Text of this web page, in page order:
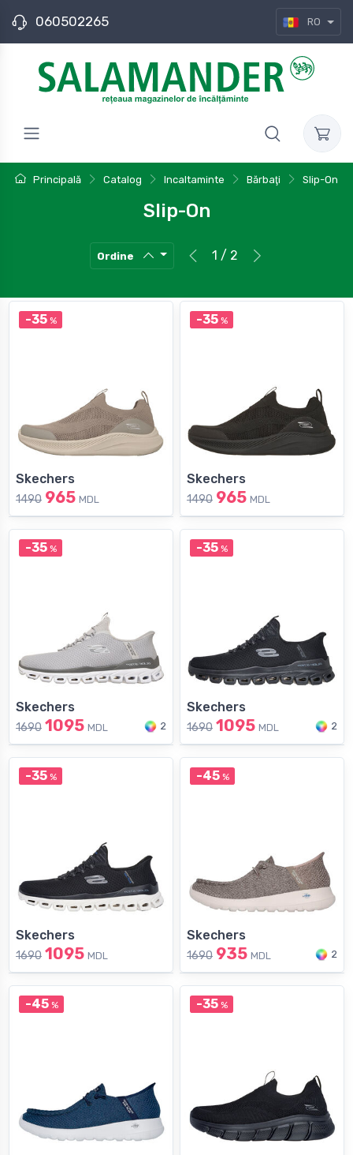
060502265 RO
Principală Catalog Incaltaminte Bărbaţi Slip-On
Slip-On
Ordine 1 / 2
-35%
Skechers
1490 965 MDL
-35%
Skechers
1490 965 MDL
-35%
Skechers
1690 1095 MDL 2
-35%
Skechers
1690 1095 MDL 2
-35%
Skechers
1690 1095 MDL
-45%
Skechers
1690 935 MDL 2
-45% -35%